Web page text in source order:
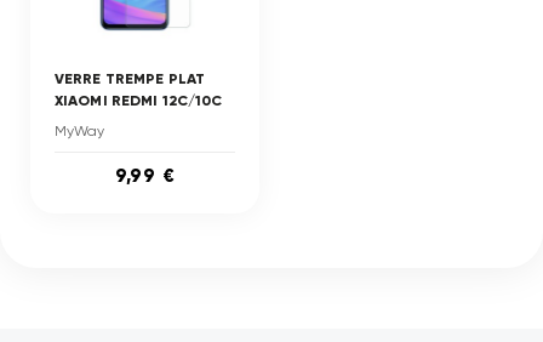
VERRE TREMPE PLAT
XIAOMI REDMI 12C/10C
MyWay
9,99 €